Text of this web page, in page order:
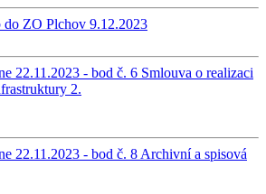
ZO Plchov 9.12.2023
22.11.2023 - bod č. 6 Smlouva o realizaci
2.
22.11.2023 - bod č. 8 Archivní a spisová